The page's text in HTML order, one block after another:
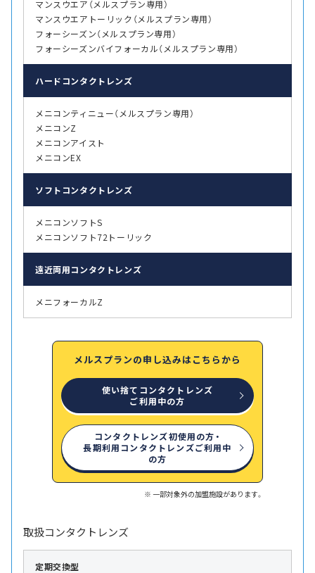
マンスウエア（メルスプラン専用）
マンスウエアトーリック（メルスプラン専用）
フォーシーズン（メルスプラン専用）
フォーシーズンバイフォーカル（メルスプラン専用）
ハード コンタクトレンズ
メニコンティニュー（メルスプラン専用）
メニコンZ
メニコンアイスト
メニコンEX
ソフト コンタクトレンズ
メニコンソフトS
メニコンソフト72トーリック
遠近両用コンタクトレンズ
メニフォーカルZ
メルスプランの申し込みはこちらから
使い捨てコンタクトレンズ
ご利用中の方
コンタクトレンズ初使用の方・
長期利用コンタクトレンズご利用中
の方
一部対象外の加盟施設があります。
取扱コンタクトレンズ
定期交換型